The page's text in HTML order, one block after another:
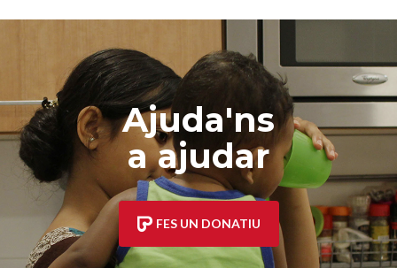
Ajuda'ns
a ajudar
FES UN DONATIU